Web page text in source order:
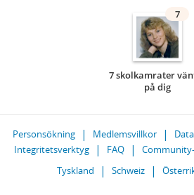
7
7 skolkamrater
på dig
Personsökning Medlemsvillkor
Integritetsverktyg
FAQ
Tyskland
Schweiz